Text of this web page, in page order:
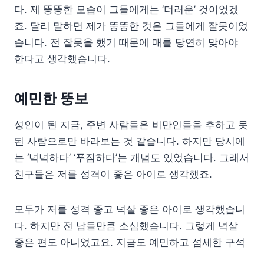
다. 제 뚱뚱한 모습이 그들에게는 ‘더러운’ 것이었겠
죠. 달리 말하면 제가 뚱뚱한 것은 그들에게 잘못이었
습니다. 전 잘못을 했기 때문에 매를 당연히 맞아야
한다고 생각했습니다.
예민한 뚱보
성인이 된 지금, 주변 사람들은 비만인들을 추하고 못
된 사람으로만 바라보는 것 같습니다. 하지만 당시에
는 ‘넉넉하다’ ‘푸짐하다’는 개념도 있었습니다. 그래서
친구들은 저를 성격이 좋은 아이로 생각했죠.
모두가 저를 성격 좋고 넉살 좋은 아이로 생각했습니
다. 하지만 전 남들만큼 소심했습니다. 그렇게 넉살
좋은 편도 아니었고요. 지금도 예민하고 섬세한 구석